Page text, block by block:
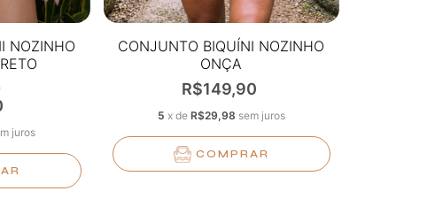
NOZINHO
juros
CONJUNTO BIQUÍNI NOZINHO
ONÇA
R$149,90
5 x de R$29,98 sem juros
COMPRAR